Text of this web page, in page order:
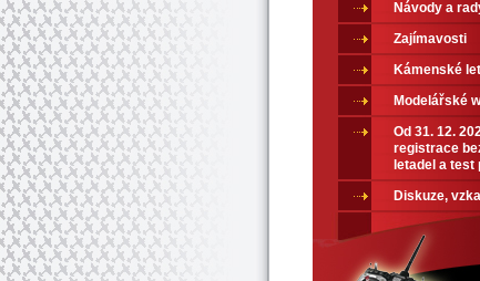
Návody a
Zajímavosti
Kámenské
Modelářské
Od 31. 12.
registrace
letadel a test
Diskuze,